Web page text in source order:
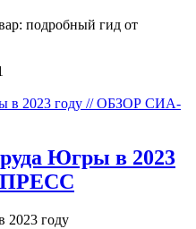
подробный гид от
Югры в 2023
ПРЕСС
2023 году